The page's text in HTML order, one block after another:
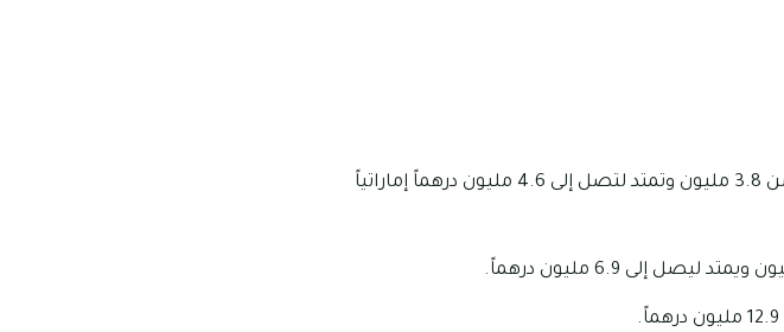
تبدأ أسعار تملك الفلل التي تتألف من 4 غرف في المجمع من 3.8 مليون وتمتد لتصل إلى 4.6 مليون درهماً إماراتياً